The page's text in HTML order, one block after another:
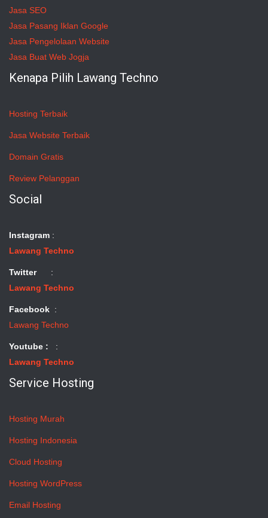
Jasa SEO
Jasa Pasang Iklan Google
Jasa Pengelolaan Website
Jasa Buat Web Jogja
Kenapa Pilih Lawang Techno
Hosting Terbaik
Jasa Website Terbaik
Domain Gratis
Review Pelanggan
Social
Instagram :
Lawang Techno
Twitter:
Lawang Techno
Facebook :
Lawang Techno
Youtube :
:
Lawang Techno
Service Hosting
Hosting Murah
Hosting Indonesia
Cloud Hosting
Hosting WordPress
Email Hosting